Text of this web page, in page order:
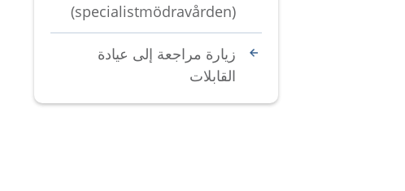
(specialistmödravården)
زيارة مراجعة إلى عيادة
القابلات